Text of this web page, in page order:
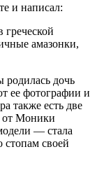
и написал:
амазонки,
дочь
ее фотографии и
также есть две
от Моники
— стала
стопам своей